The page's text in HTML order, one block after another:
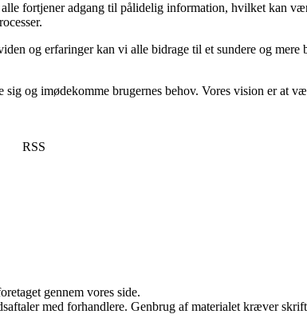
fortjener adgang til pålidelig information, hvilket kan
og erfaringer kan vi alle bidrage til et sundere og
og imødekomme brugernes behov. Vores vision er at
RSS
gennem vores side.
med forhandlere. Genbrug af materialet kræver